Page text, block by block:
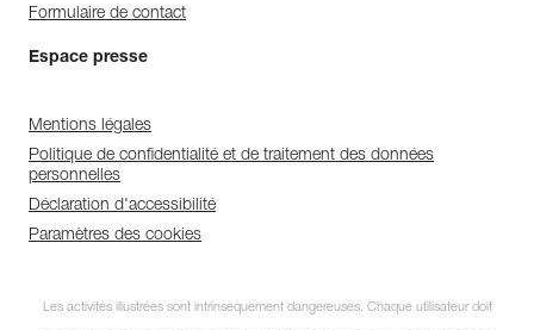
Formulaire de contact
Espace presse
Mentions légales
Politique de confidentialité et de traitement des données
personnelles
Déclaration d'accessibilité
Paramètres des cookies
Les activités illustrées sont intrinsèquement dangereuses. Chaque utilisateur doit